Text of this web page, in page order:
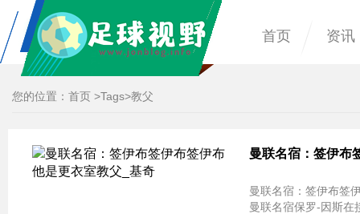
首页 资讯
您的位置： 首页 >Tags>教父
曼联名宿：签伊布
曼联名宿：签伊布签
曼联名宿保罗-因斯在